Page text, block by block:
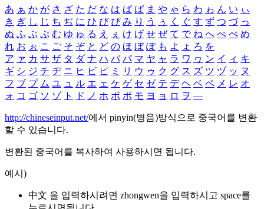
あ ぁ か が さ ざ た だ な は ば ぱ ま や ゃ ら わ ゎ ん い ぃ
き ぎ し じ ち ぢ に ひ び ぴ み り う ぅ く ぐ す ず つ づ っ
ぬ ふ ぶ ぷ む ゆ ゅ る え ぇ け げ せ ぜ て で ね へ べ ぺ め
れ お ぉ こ ご そ ぞ と ど の ほ ぼ ぽ も よ ょ ろ を
ア ァ カ サ ザ タ ダ ナ ハ バ パ マ ヤ ャ ラ ワ ヮ ン イ ィ キ
ギ シ ジ チ ヂ ニ ヒ ビ ピ ミ リ ウ ゥ ク グ ス ズ ツ ヅ ッ ヌ
フ ブ プ ム ユ ュ ル エ ェ ケ ゲ セ ゼ テ デ ヘ ベ ペ メ レ オ
ォ コ ゴ ソ ゾ ト ド ノ ホ ボ ポ モ ヨ ョ ロ ヲ ―
http://chineseinput.net/에서 pinyin(병음)방식으로 중국어를 변환
할 수 있습니다.
변환된 중국어를 복사하여 사용하시면 됩니다.
예시)
中文 을 입력하시려면 zhongwen을 입력하시고 space를